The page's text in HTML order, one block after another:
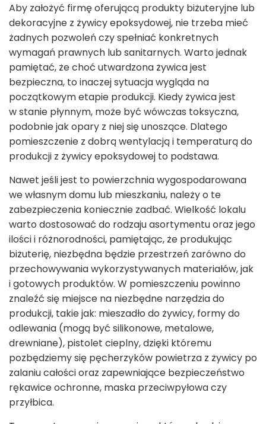
Aby założyć firmę oferującą produkty biżuteryjne lub
dekoracyjne z żywicy epoksydowej, nie trzeba mieć
żadnych pozwoleń czy spełniać konkretnych
wymagań prawnych lub sanitarnych. Warto jednak
pamiętać, że choć utwardzona żywica jest
bezpieczna, to inaczej sytuacja wygląda na
początkowym etapie produkcji. Kiedy żywica jest
w stanie płynnym, może być wówczas toksyczna,
podobnie jak opary z niej się unoszące. Dlatego
pomieszczenie z dobrą wentylacją i temperaturą do
produkcji z żywicy epoksydowej to podstawa.
Nawet jeśli jest to powierzchnia wygospodarowana
we własnym domu lub mieszkaniu, należy o te
zabezpieczenia koniecznie zadbać. Wielkość lokalu
warto dostosować do rodzaju asortymentu oraz jego
ilości i różnorodności, pamiętając, że produkując
biżuterię, niezbędna będzie przestrzeń zarówno do
przechowywania wykorzystywanych materiałów, jak
i gotowych produktów. W pomieszczeniu powinno
znaleźć się miejsce na niezbędne narzędzia do
produkcji, takie jak: mieszadło do żywicy, formy do
odlewania (mogą być silikonowe, metalowe,
drewniane), pistolet cieplny, dzięki któremu
pozbędziemy się pęcherzyków powietrza z żywicy po
zalaniu całości oraz zapewniające bezpieczeństwo
rękawice ochronne, maska przeciwpyłowa czy
przyłbica.